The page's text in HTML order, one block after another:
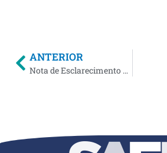
ANTERIOR
Nota de Esclarecimento – Situação HGRS